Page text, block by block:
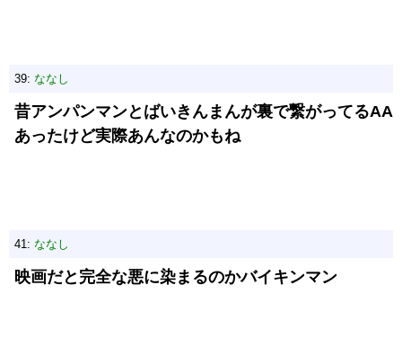
39: ななし
昔アンパンマンとばいきんまんが裏で繋がってるAA
あったけど実際あんなのかもね
41: ななし
映画だと完全な悪に染まるのかバイキンマン